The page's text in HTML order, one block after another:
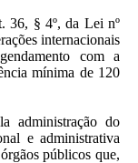
36, § 4º, da Lei nº
internacionais
com a
mínima de 120
administração do
e administrativa
públicos que,